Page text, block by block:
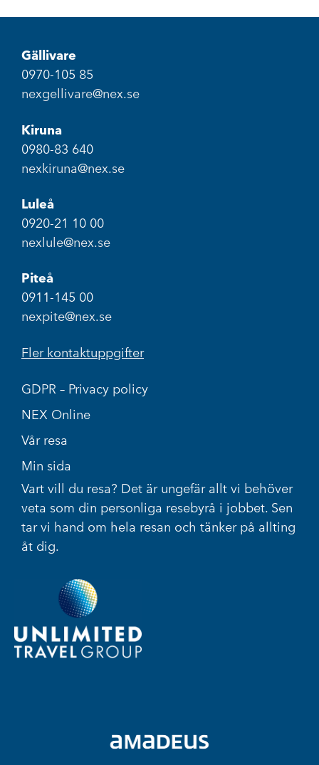
Gällivare
0970-105 85
nexgellivare@nex.se
Kiruna
0980-83 640
nexkiruna@nex.se
Luleå
0920-21 10 00
nexlule@nex.se
Piteå
0911-145 00
nexpite@nex.se
Fler kontaktuppgifter
GDPR – Privacy policy
NEX Online
Vår resa
Min sida
Vart vill du resa? Det är ungefär allt vi behöver
veta som din personliga resebyrå i jobbet. Sen
tar vi hand om hela resan och tänker på allting
åt dig.